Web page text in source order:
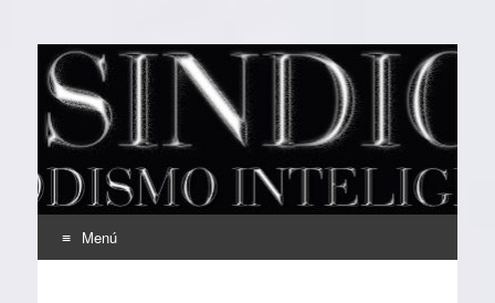
EL SINDICAL
Periodismo Inteligente
Menú